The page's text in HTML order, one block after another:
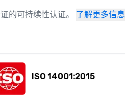
的可持续性认证。 了解更多信息
ISO 14001:2015